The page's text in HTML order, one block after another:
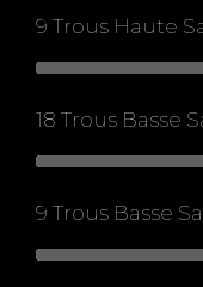
9 Trous Haute
18 Trous Basse
9 Trous Basse